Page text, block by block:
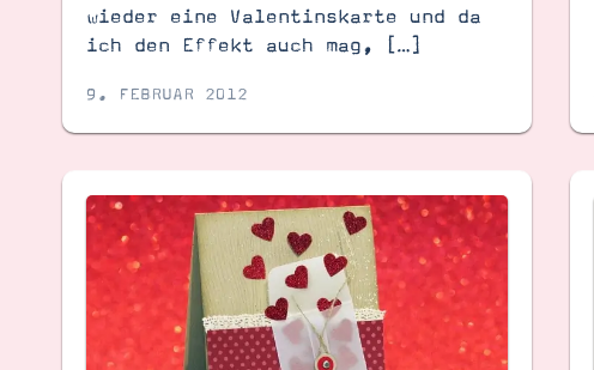
wieder eine Valentinskarte und da
ich den Effekt auch mag, […]
9. FEBRUAR 2012